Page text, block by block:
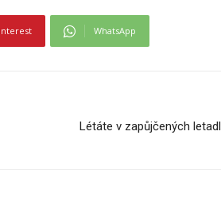
WhatsApp
Létáte v zapůjčených